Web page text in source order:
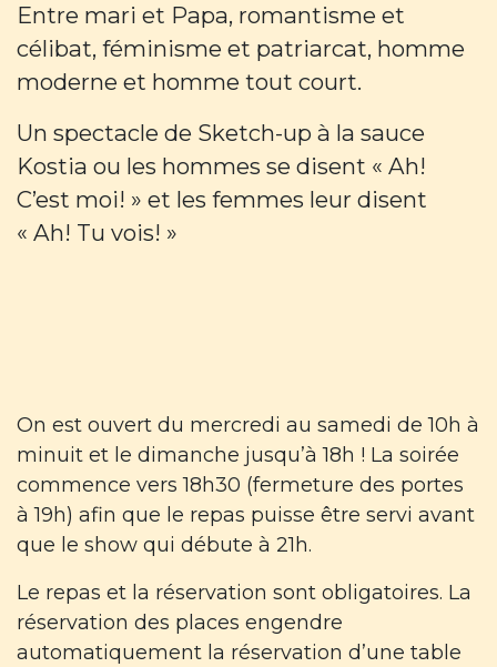
Entre mari et Papa, romantisme et
célibat, féminisme et patriarcat, homme
moderne et homme tout court.
Un spectacle de Sketch-up à la sauce
Kostia ou les hommes se disent « Ah!
C’est moi! » et les femmes leur disent
« Ah! Tu vois! »
On est ouvert du mercredi au samedi de 10h à
minuit et le dimanche jusqu’à 18h ! La soirée
commence vers 18h30 (fermeture des portes
à 19h) afin que le repas puisse être servi avant
que le show qui débute à 21h.
Le repas et la réservation sont obligatoires. La
réservation des places engendre
automatiquement la réservation d’une table